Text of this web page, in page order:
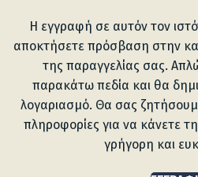
Η εγγραφή σε αυτόν τον
αποκτήσετε πρόσβαση στην
της παραγγελίας σας.
παρακάτω πεδία και θα
λογαριασμό. Θα σας
πληροφορίες για να κάνετε
γρήγορη και